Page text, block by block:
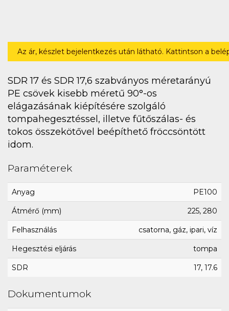
Az ár, készlet bejelentkezés után látható. Kattintson a
SDR 17 és SDR 17,6 szabványos méretarányú
PE csövek kisebb méretű 90°-os
elágazásának kiépítésére szolgáló
tompahegesztéssel, illetve fűtőszálas- és
tokos összekötővel beépíthető fröccsöntött
idom.
Paraméterek
Anyag PE100
Átmérő (mm) 225, 280
Felhasználás csatorna, gáz, ipari, víz
Hegesztési eljárás tompa
SDR 17, 17.6
Dokumentumok